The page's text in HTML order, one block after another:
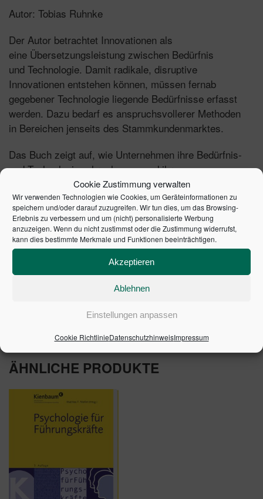
Cookie Zustimmung verwalten
Wir verwenden Technologien wie Cookies, um Geräteinformationen zu
speichern und/oder darauf zuzugreifen. Wir tun dies, um das Browsing-
Erlebnis zu verbessern und um (nicht) personalisierte Werbung
anzuzeigen. Wenn du nicht zustimmst oder die Zustimmung widerrufst,
kann dies bestimmte Merkmale und Funktionen beeinträchtigen.
Akzeptieren
Ablehnen
Einstellungen anpassen
Cookie RichtlinieDatenschutzhinweisImpressum
Autor: Tobias Ruhnke
Der Autor betrachtet Innovationen als
eine Übersetzungsleistung zwischen Bedürfnis
und Technologie. Damit radikale, disruptive
Innovationen entstehen können, müssen fernab
gegebener Technologie liegende Bedürfnisse erfasst
werden. Dazu bedarf es anspruchsvollerer Methoden
in Bereichen jenseits des Stammkundenmarktes.
Das Buch zeigt auf, wie Unternehmen ihre Bedürfnis-
und Technologiewahrnehmung und ihre
»Übersetzungskompetenz« mit
innovationsstrategischem Marketing als primärer
Übersetzungsstrategie
und sozialer Verantwortung (CSR) als sekundärer
Übersetzungsstrategie erweitern können.​
1. Auflage 2023 | Artikelnummer: 10955-0001 | ISBN:
ÄHNLICHE PRODUKTE